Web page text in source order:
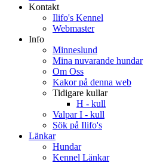
Kontakt
Ilifo's Kennel
Webmaster
Info
Minneslund
Mina nuvarande hundar
Om Oss
Kakor på denna web
Tidigare kullar
H - kull
Valpar I - kull
Sök på Ilifo's
Länkar
Hundar
Kennel Länkar